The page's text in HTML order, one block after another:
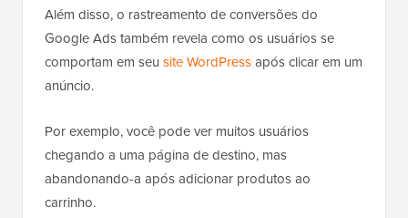
Além disso, o rastreamento de conversões do
Google Ads também revela como os usuários se
comportam em seu site WordPressapós clicar em um
anúncio.
Por exemplo, você pode ver muitos usuários
chegando a uma página de destino, mas
abandonando-a após adicionar produtos ao
carrinho.